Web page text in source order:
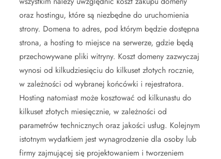
oraz hostingu, które są niezbędne do uruchomienia
strony. Domena to adres, pod którym będzie dostępna
strona, a hosting to miejsce na serwerze, gdzie będą
przechowywane pliki witryny. Koszt domeny zazwyczaj
wynosi od kilkudziesięciu do kilkuset złotych rocznie,
w zależności od wybranej końcówki i rejestratora.
Hosting natomiast może kosztować od kilkunastu do
kilkuset złotych miesięcznie, w zależności od
parametrów technicznych oraz jakości usług. Kolejnym
istotnym wydatkiem jest wynagrodzenie dla osoby lub
firmy zajmującej się projektowaniem i tworzeniem